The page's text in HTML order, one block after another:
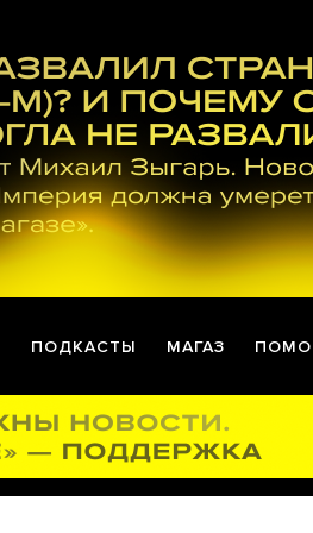
ПОДКАСТЫ МАГАЗ